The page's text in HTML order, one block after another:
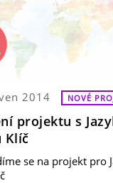
2014 NOVÉ
projektu s
Klíč
se na projekt pro